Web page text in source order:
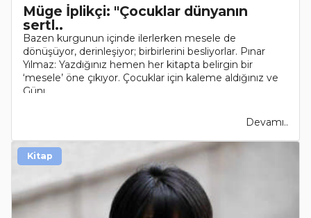
Müge İplikçi: "Çocuklar dünyanın
sertl..
Bazen kurgunun içinde ilerlerken mesele de
dönüşüyor, derinleşiyor; birbirlerini besliyorlar. Pınar
Yılmaz: Yazdığınız hemen her kitapta belirgin bir
‘mesele’ öne çıkıyor. Çocuklar için kaleme aldığınız ve
Günı..
Devamı..
Kitap